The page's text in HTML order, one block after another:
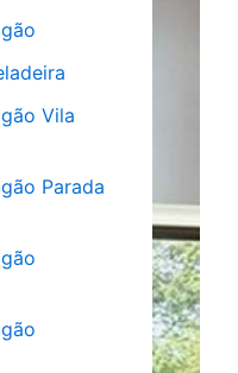
Vila
Parada